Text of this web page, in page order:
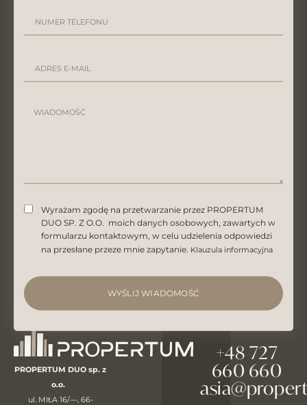
Wyrażam zgodę na przetwarzanie przez PROPERTUM
DUO SP. Z O.O. moich danych osobowych, zawartych w
formularzu kontaktowym, w celu udzielenia odpowiedzi
na przesłane przeze mnie zapytanie. Klauzula informacyjna
WYŚLIJ WIADOMOŚĆ
PROPERTUM DUO sp. z
o.o.
ul. MIŁA 16/—, 66-
+48 727
660 660